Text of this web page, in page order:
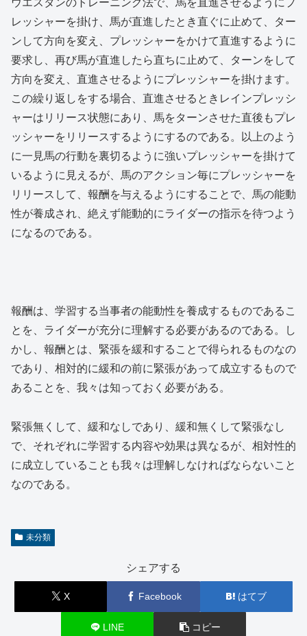
ウエスタンのトレーニング法で、馬を直進させるようにプ
レッシャーを掛け、馬が直進したとき直ぐに止めて、ター
ンして方向を変え、プレッシャーをかけて直進するように
要求し、再び馬が直進したら直ちに止めて、ターンをして
方向を変え、直進させるようにプレッシャーを掛けます。
この繰り返しをする場合、直進させるときレインプレッシ
ャーはリリース状態にあり、馬をターンさせた直後もプレ
ッシャーをリリースするようにするのである。以上のよう
に一見馬の行動を裏切るように強いプレッシャーを掛けて
いるように見えるが、馬のアクション毎にプレッシャーを
リリースして、報酬を与えるようにすることで、馬の能動
性が養成され、絶えず能動的にライダーの指示を待つよう
になるのである。
報酬は、学習する当事者の能動性を養成するものであるこ
とを、ライダーが充分に理解する必要があるのである。し
かし、報酬とは、緊張を緩和することで得られるものなの
であり、相対的に緩和の前に緊張があって成立するもので
あることを、我々は知っておく必要がある。
緊張無くして、緩和なしであり、緩和無くして緊張なし
で、それぞれに学習する内容や効果は異なるが、相対性的
に成立していることも我々は理解しなければならないこと
なのである。
未分類
シェアする
X Facebook はてブ
LINE コピー